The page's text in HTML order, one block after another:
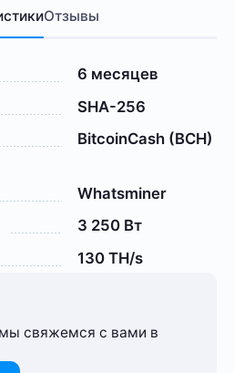
Отзывы
6 месяцев
SHA-256
BitcoinCash (BCH)
Whatsminer
3 250 Вт
130 TH/s
свяжемся с вами в